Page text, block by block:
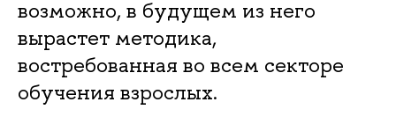
возможно, в будущем из него
вырастет методика,
востребованная во всем секторе
обучения взрослых.